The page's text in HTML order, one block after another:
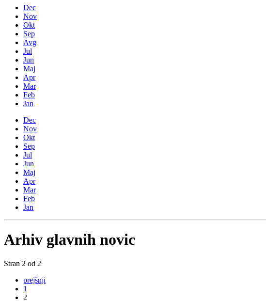
Dec
Nov
Okt
Sep
Avg
Jul
Jun
Maj
Apr
Mar
Feb
Jan
Dec
Nov
Okt
Sep
Jul
Jun
Maj
Apr
Mar
Feb
Jan
Arhiv glavnih novic
Stran 2 od 2
prejšnji
1
2